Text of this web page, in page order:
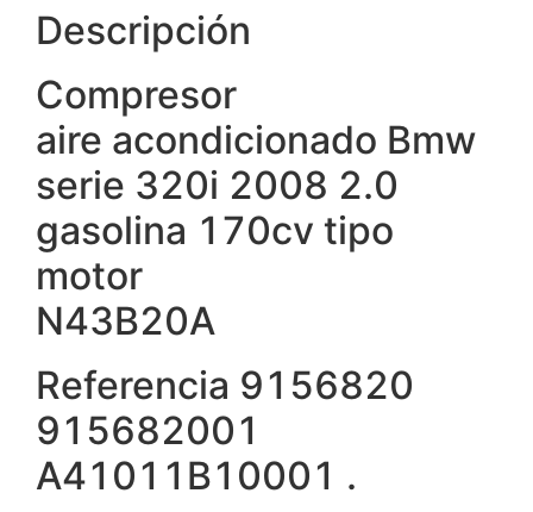
Descripción
Compresor
aire acondicionado Bmw
serie 320i 2008 2.0
gasolina 170cv tipo
motor
N43B20A
Referencia 9156820
915682001
A41011B10001 .